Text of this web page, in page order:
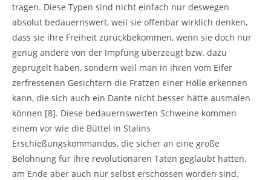
tragen. Diese Typen sind nicht einfach nur deswegen
absolut bedauernswert, weil sie offenbar wirklich denken,
dass sie ihre Freiheit zurückbekommen, wenn sie doch nur
genug andere von der Impfung überzeugt bzw. dazu
geprügelt haben, sondern weil man in ihren vom Eifer
zerfressenen Gesichtern die Fratzen einer Hölle erkennen
kann, die sich auch ein Dante nicht besser hätte ausmalen
können [8]. Diese bedauernswerten Schweine kommen
einem vor wie die Büttel in Stalins
Erschießungskommandos, die sicher an eine große
Belohnung für ihre revolutionären Taten geglaubt hatten,
am Ende aber auch nur selbst erschossen worden sind.